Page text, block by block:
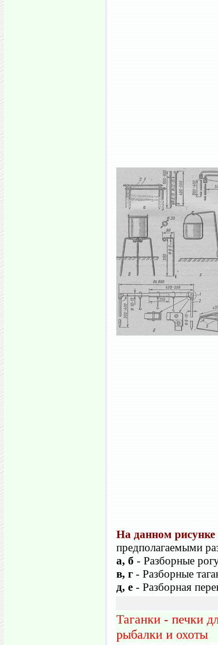
На данном рисунке
предполагаемыми
а, б - Разборные
в, г - Разборные
д, е - Разборная
Таганки - печки
рыбалки и охоты